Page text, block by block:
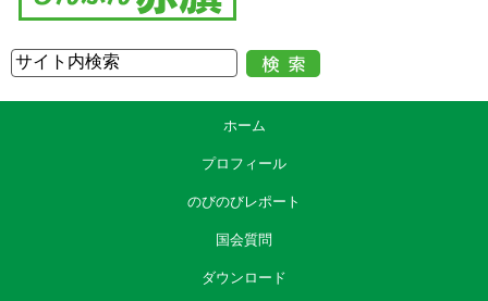
ホーム
プロフィール
のびのびレポート
国会質問
ダウンロード